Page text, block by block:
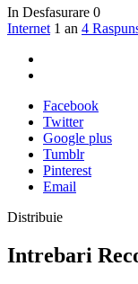
In Desfasurare 0
Internet 1 an 4
Facebook
Twitter
Google plus
Tumblr
Pinterest
Email
Distribuie
Intrebari